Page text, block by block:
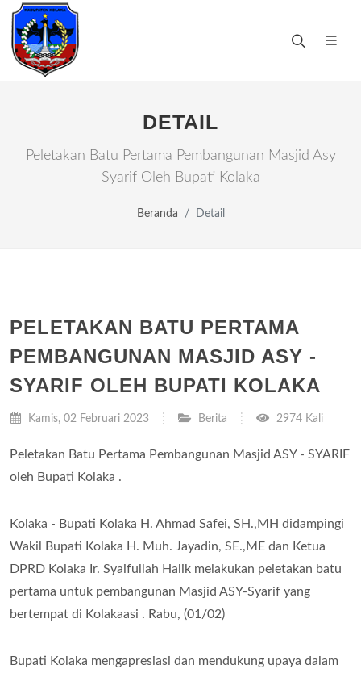
DETAIL
Peletakan Batu Pertama Pembangunan Masjid Asy
Syarif Oleh Bupati Kolaka
Beranda Detail
PELETAKAN BATU PERTAMA
PEMBANGUNAN MASJID ASY -
SYARIF OLEH BUPATI KOLAKA
Kamis, 02 Februari 2023 Berita 2974 Kali
Peletakan Batu Pertama Pembangunan Masjid ASY - SYARIF
oleh Bupati Kolaka .
Kolaka - Bupati Kolaka H. Ahmad Safei, SH.,MH didampingi
Wakil Bupati Kolaka H. Muh. Jayadin, SE.,ME dan Ketua
DPRD Kolaka Ir. Syaifullah Halik melakukan peletakan batu
pertama untuk pembangunan Masjid ASY-Syarif yang
bertempat di Kolakaasi . Rabu, (01/02)
Bupati Kolaka mengapresiasi dan mendukung upaya dalam